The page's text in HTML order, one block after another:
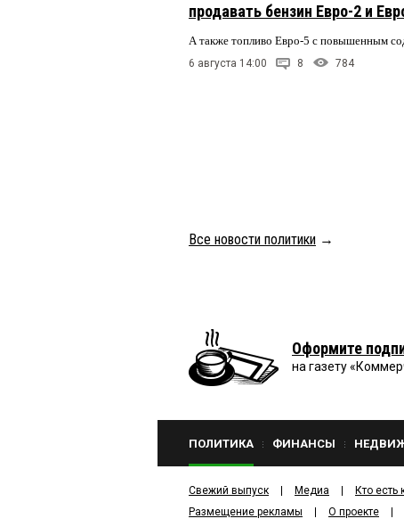
продавать бензин Евро-2 и
А также топливо Евро-5 с повышенным
6 августа 14:00 8 784
Все новости политики →
Оформите
на газету
ПОЛИТИКА ФИНАНСЫ
Свежий выпуск Медиа Кто есть
Размещение рекламы
О проекте